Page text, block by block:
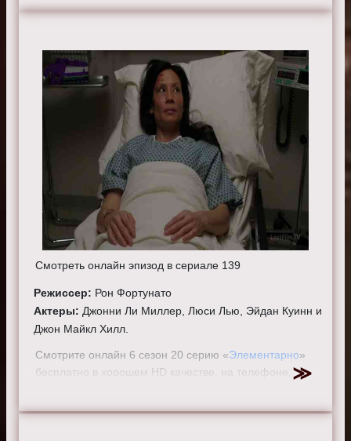
Смотреть онлайн эпизод в сериале 139
Режиссер: Рон Фортунато
Актеры: Джонни Ли Миллер, Люси Лью, Эйдан Куинн и
Джон Майкл Хилл.
Смотрите онлайн 6 сезон 20 серию «Элементарно»
бесплатно в хорошем HD качестве, на телефоне,